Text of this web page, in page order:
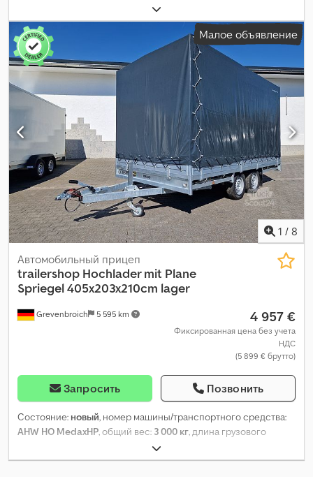
, длина грузового отсека:
ширина пространства для загрузки:2 100 мм, высота
грузового отсека:
, объем грузового пространства:3,4
м³, цвет: , строительная высота:2 820 мм
ширина:2 163 мм,
Малое объявление
1 / 8
Grevenbroich 5 595 km
Автомобильный прицеп
trailershop Hochlader mit Plane
Spriegel 405x203x210cm lager
4 957 €
Фиксированная цена без учета
НДС
(5 899 € брутто)
Запросить Позвонить
Состояние: новый, номер машины/транспортного средства:
AHW HO MedaxHP , общий вес: 3 000 кг , длина грузового
, ширина пространства для загрузки:
высота грузового отсека:2 100 мм, Год выпуска:2025,